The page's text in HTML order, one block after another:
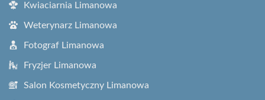
Kwiaciarnia Limanowa
Weterynarz Limanowa
Fotograf Limanowa
Fryzjer Limanowa
Salon Kosmetyczny Limanowa